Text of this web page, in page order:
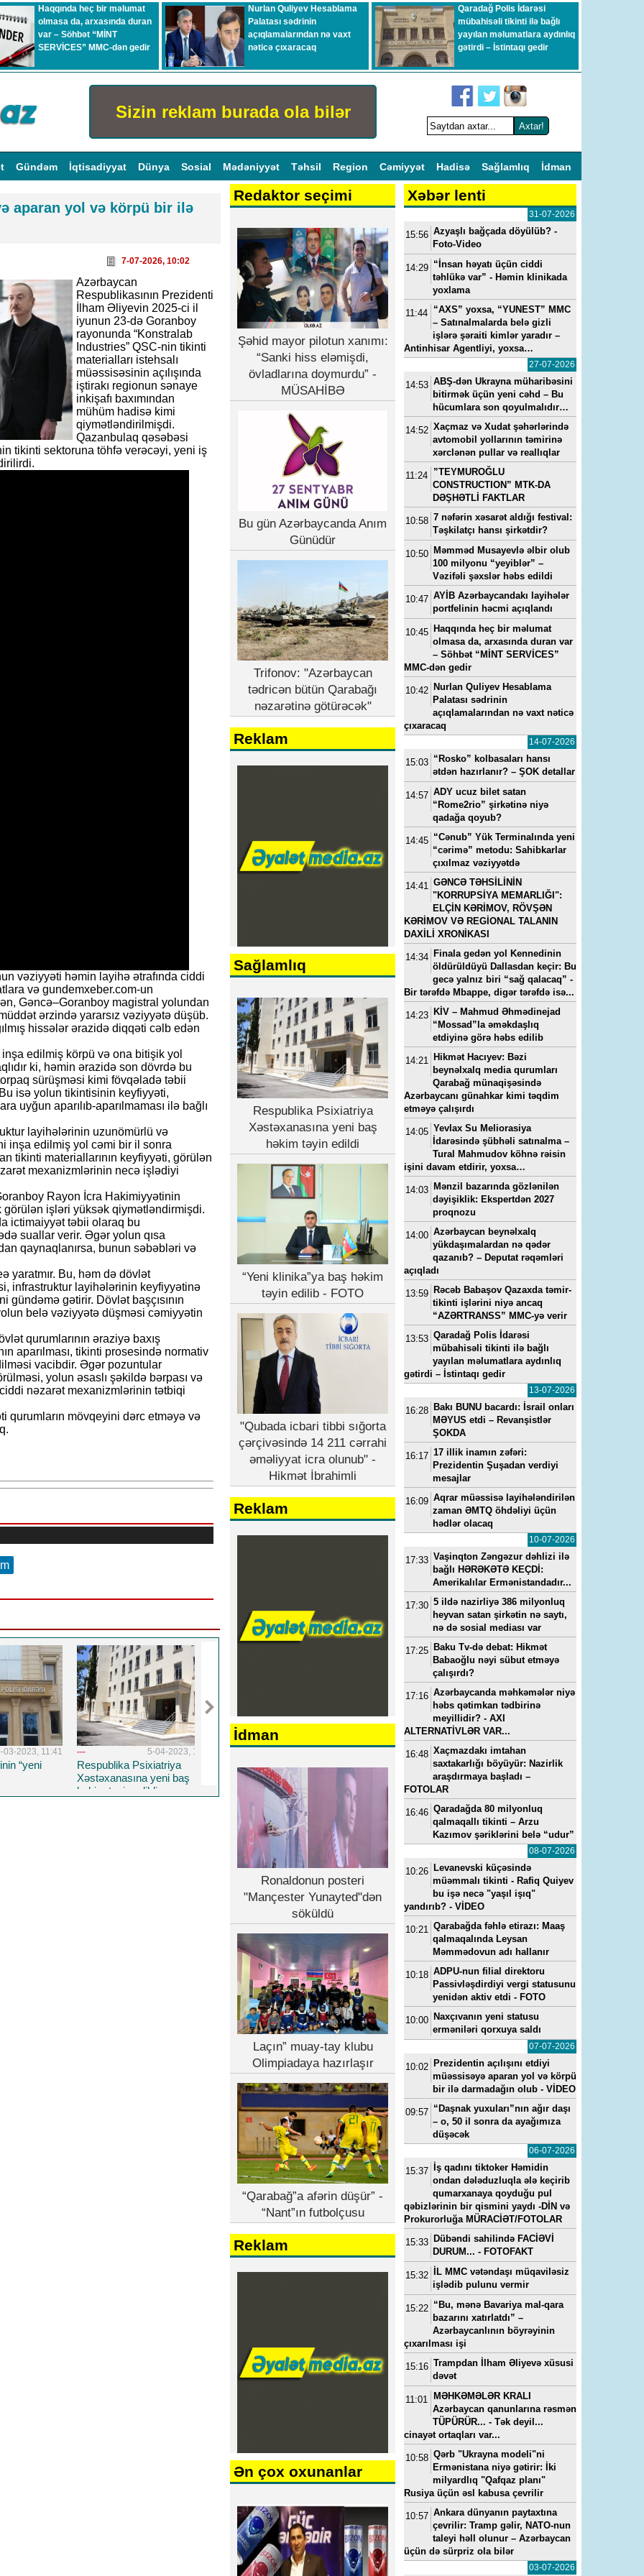
Haqqında heç bir məlumat
olmasa da, arxasında duran
var – Söhbət “MİNT
SERVİCES” MMC-dən gedir
Nurlan Quliyev Hesablama
Palatası sədrinin
açıqlamalarından nə vaxt
nəticə çıxaracaq
Qaradağ Polis İdarəsi
mübahisəli tikinti ilə bağlı
yayılan məlumatlara aydınlıq
gətirdi – İstintaqı gedir
Sizin reklam burada ola bilər
Gündəm İqtisadiyyat Dünya Sosial Mədəniyyət Təhsil Region Cəmiyyət Hadisə Sağlamlıq İdman
aparan yol və körpü bir ilə
7-07-2026, 10:02
Azərbaycan
Respublikasının Prezidenti
İlham Əliyevin 2025-ci il
iyunun 23-də Goranboy
rayonunda “Konstralab
Industries” QSC-nin tikinti
materialları istehsalı
müəssisəsinin açılışında
iştirakı regionun sənaye
inkişafı baxımından
mühüm hadisə kimi
qiymətləndirilmişdi.
Qazanbulaq qəsəbəsi
tikinti sektoruna töhfə verəcəyi, yeni iş
vəziyyəti həmin layihə ətrafında ciddi
və gundemxeber.com-un
Gəncə–Goranboy magistral yolundan
ərzində yararsız vəziyyətə düşüb.
hissələr ərazidə diqqəti cəlb edən
edilmiş körpü və ona bitişik yol
ki, həmin ərazidə son dövrdə bu
sürüşməsi kimi fövqəladə təbii
isə yolun tikintisinin keyfiyyəti,
uyğun aparılıb-aparılmaması ilə bağlı
layihələrinin uzunömürlü və
inşa edilmiş yol cəmi bir il sonra
tikinti materiallarının keyfiyyəti, görülən
mexanizmlərinin necə işlədiyi
Rayon İcra Hakimiyyətinin
görülən işləri yüksək qiymətləndirmişdi.
ictimaiyyət təbii olaraq bu
suallar verir. Əgər yolun qısa
qaynaqlanırsa, bunun səbəbləri və
yaratmır. Bu, həm də dövlət
infrastruktur layihələrinin keyfiyyətinə
gətirir. Dövlət başçısının
belə vəziyyətə düşməsi cəmiyyətin
qurumlarının əraziyə baxış
aparılması, tikinti prosesində normativ
vacibdir. Əgər pozuntular
yolun əsaslı şəkildə bərpası və
nəzarət mexanizmlərinin tətbiqi
qurumların mövqeyini dərc etməyə və
2023, 11:41
“yeni
--- 5-04-2023, 11:11
Respublika Psixiatriya
Xəstəxanasına yeni baş
həkim təyin edildi
Təhsil Nazirliyinin TENDER
HOQQABAZLIĞI...
15-07-2022, 11:49
“Yeni klinika”ya baş həkim
təyin edilib - FOTO
---
Vüqar Əhmədovun
kadrı Elmar Mahmudov
Rover”i hansı pullarla
Redaktor seçimi
Şəhid mayor pilotun xanımı:
“Sanki hiss eləmişdi,
övladlarına doymurdu” -
MÜSAHİBƏ
Bu gün Azərbaycanda Anım
Günüdür
Trifonov: "Azərbaycan
tədricən bütün Qarabağı
nəzarətinə götürəcək"
Reklam
Sağlamlıq
Respublika Psixiatriya
Xəstəxanasına yeni baş
həkim təyin edildi
“Yeni klinika”ya baş həkim
təyin edilib - FOTO
"Qubada icbari tibbi sığorta
çərçivəsində 14 211 cərrahi
əməliyyat icra olunub" -
Hikmət İbrahimli
Reklam
İdman
Ronaldonun posteri
"Mançester Yunayted"dən
söküldü
Laçın” muay-tay klubu
Olimpiadaya hazırlaşır
“Qarabağ”a afərin düşür” -
“Nant”ın futbolçusu
Reklam
Ən çox oxunanlar
Xəbər lenti
31-07-2026
15:56 Azyaşlı bağçada döyülüb? -
Foto-Video
14:29 “İnsan həyatı üçün ciddi
təhlükə var” - Həmin klinikada
yoxlama
11:44 “AXS” yoxsa, “YUNEST” MMC
– Satınalmalarda belə gizli
işlərə şəraiti kimlər yaradır –
Antinhisar Agentliyi, yoxsa…
27-07-2026
14:53 ABŞ-dən Ukrayna müharibəsini
bitirmək üçün yeni cəhd – Bu
hücumlara son qoyulmalıdır…
14:52 Xaçmaz və Xudat şəhərlərində
avtomobil yollarının təmirinə
xərclənən pullar və reallıqlar
11:24 ”TEYMUROĞLU
CONSTRUCTION” MTK-DA
DƏŞHƏTLİ FAKTLAR
10:58 7 nəfərin xəsarət aldığı festival:
Təşkilatçı hansı şirkətdir?
10:50 Məmməd Musayevlə əlbir olub
100 milyonu “yeyiblər” –
Vəzifəli şəxslər həbs edildi
10:47 AYİB Azərbaycandakı layihələr
portfelinin həcmi açıqlandı
10:45 Haqqında heç bir məlumat
olmasa da, arxasında duran var
– Söhbət “MİNT SERVİCES”
MMC-dən gedir
10:42 Nurlan Quliyev Hesablama
Palatası sədrinin
açıqlamalarından nə vaxt nəticə
çıxaracaq
14-07-2026
15:03 “Rosko” kolbasaları hansı
ətdən hazırlanır? – ŞOK detallar
14:57 ADY ucuz bilet satan
“Rome2rio” şirkətinə niyə
qadağa qoyub?
14:45 “Cənub” Yük Terminalında yeni
“cərimə” metodu: Sahibkarlar
çıxılmaz vəziyyətdə
14:41 GƏNCƏ TƏHSİLİNİN
"KORRUPSİYA MEMARLIĞI":
ELÇİN KƏRİMOV, RÖVŞƏN
KƏRİMOV VƏ REGİONAL TALANIN
DAXİLİ XRONİKASI
14:34 Finala gedən yol Kennedinin
öldürüldüyü Dallasdan keçir: Bu
gecə yalnız biri “sağ qalacaq” -
Bir tərəfdə Mbappe, digər tərəfdə isə...
14:23 KİV – Mahmud Əhmədinejad
“Mossad”la əməkdaşlıq
etdiyinə görə həbs edilib
14:21 Hikmət Hacıyev: Bəzi
beynəlxalq media qurumları
Qarabağ münaqişəsində
Azərbaycanı günahkar kimi təqdim
etməyə çalışırdı
14:05 Yevlax Su Meliorasiya
İdarəsində şübhəli satınalma –
Tural Mahmudov köhnə rəisin
işini davam etdirir, yoxsa…
14:03 Mənzil bazarında gözlənilən
dəyişiklik: Ekspertdən 2027
proqnozu
14:00 Azərbaycan beynəlxalq
yükdaşımalardan nə qədər
qazanıb? – Deputat rəqəmləri
açıqladı
13:59 Rəcəb Babaşov Qazaxda təmir-
tikinti işlərini niyə ancaq
“AZƏRTRANSS” MMC-yə verir
13:53 Qaradağ Polis İdarəsi
mübahisəli tikinti ilə bağlı
yayılan məlumatlara aydınlıq
gətirdi – İstintaqı gedir
13-07-2026
16:28 Bakı BUNU bacardı: İsrail onları
MƏYUS etdi – Revanşistlər
ŞOKDA
16:17 17 illik inamın zəfəri:
Prezidentin Şuşadan verdiyi
mesajlar
16:09 Aqrar müəssisə layihələndirilən
zaman ƏMTQ öhdəliyi üçün
hədlər olacaq
10-07-2026
17:33 Vaşinqton Zəngəzur dəhlizi ilə
bağlı HƏRƏKƏTƏ KEÇDİ:
Amerikalılar Ermənistandadır...
17:30 5 ildə nazirliyə 386 milyonluq
heyvan satan şirkətin nə saytı,
nə də sosial mediası var
17:25 Baku Tv-də debat: Hikmət
Babaoğlu nəyi sübut etməyə
çalışırdı?
17:16 Azərbaycanda məhkəmələr niyə
həbs qətimkan tədbirinə
meyillidir? - AXI
ALTERNATİVLƏR VAR...
16:48 Xaçmazdakı imtahan
saxtakarlığı böyüyür: Nazirlik
araşdırmaya başladı –
FOTOLAR
16:46 Qaradağda 80 milyonluq
qalmaqallı tikinti – Arzu
Kazımov şəriklərini belə “udur”
08-07-2026
10:26 Levanevski küçəsində
müəmmalı tikinti - Rafiq Quiyev
bu işə necə "yaşıl işıq"
yandırıb? - VİDEO
10:21 Qarabağda fəhlə etirazı: Maaş
qalmaqalında Leysan
Məmmədovun adı hallanır
10:18 ADPU-nun filial direktoru
Passivləşdirdiyi vergi statusunu
yenidən aktiv etdi - FOTO
10:00 Naxçıvanın yeni statusu
erməniləri qorxuya saldı
07-07-2026
10:02 Prezidentin açılışını etdiyi
müəssisəyə aparan yol və körpü
bir ilə darmadağın olub - VİDEO
09:57 “Daşnak yuxuları”nın ağır daşı
– o, 50 il sonra da ayağımıza
düşəcək
06-07-2026
15:37
İş qadını tiktoker Həmidin
ondan dələduzluqla ələ keçirib
qumarxanaya qoyduğu pul
qəbizlərinin bir qismini yaydı -DİN və
Prokurorluğa MÜRACİƏT/FOTOLAR
15:33 Dübəndi sahilində FACİƏVİ
DURUM... - FOTOFAKT
15:32
İL MMC vətəndaşı müqaviləsiz
işlədib pulunu vermir
15:22 “Bu, mənə Bavariya mal-qara
bazarını xatırlatdı” –
Azərbaycanlının böyrəyinin
çıxarılması işi
15:16 Trampdan İlham Əliyevə xüsusi
dəvət
11:01
MƏHKƏMƏLƏR KRALI
Azərbaycan qanunlarına rəsmən
TÜPÜRÜR... - Tək deyil...
cinayət ortaqları var...
10:58 Qərb "Ukrayna modeli"ni
Ermənistana niyə gətirir: İki
milyardlıq "Qafqaz planı"
Rusiya üçün əsl kabusa çevrilir
10:57 Ankara dünyanın paytaxtına
çevrilir: Tramp gəlir, NATO-nun
taleyi həll olunur – Azərbaycan
üçün də sürpriz ola bilər
03-07-2026